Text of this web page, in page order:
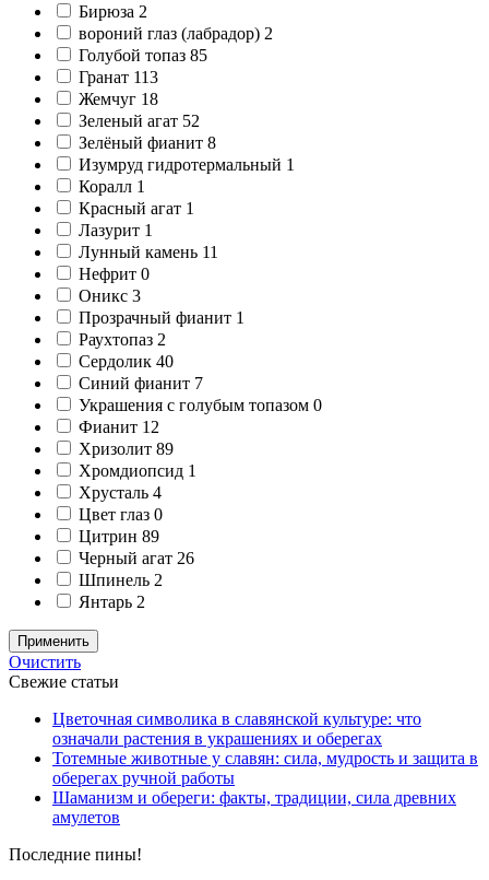
Бирюза 2
вороний глаз (лабрадор) 2
Голубой топаз 85
Гранат 113
Жемчуг 18
Зеленый агат 52
Зелёный фианит 8
Изумруд гидротермальный 1
Коралл 1
Красный агат 1
Лазурит 1
Лунный камень 11
Нефрит 0
Оникс 3
Прозрачный фианит 1
Раухтопаз 2
Сердолик 40
Синий фианит 7
Украшения с голубым топазом 0
Фианит 12
Хризолит 89
Хромдиопсид 1
Хрусталь 4
Цвет глаз 0
Цитрин 89
Черный агат 26
Шпинель 2
Янтарь 2
Применить
Очистить
Свежие статьи
Цветочная символика в славянской культуре: что
означали растения в украшениях и оберегах
Тотемные животные у славян: сила, мудрость и защита в
оберегах ручной работы
Шаманизм и обереги: факты, традиции, сила древних
амулетов
Последние пины!